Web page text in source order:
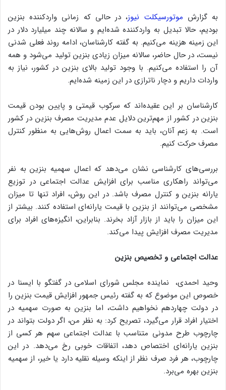
به گزارش موتورسیکلت نیوز، در حالی که زمانی واردکننده بنزین
بودیم، حالا تبدیل به واردکننده شده‌ایم و سالانه چند میلیارد دلار در
این زمینه هزینه می‌کنیم. به گفته کارشناسان، ادامه روند فعلی شدنی
نیست، در حال حاضر، سالانه میزان زیادی بنزین تولید می‌شود و همه
آن را استفاده می‌کنیم. با وجود تولید بالای بنزین در کشور، نیاز به
واردات داریم و دچار ناترازی در این زمینه شده‌ایم.
کارشناسان بر این عقیده‌اند که سرکوب قیمتی و پایین بودن قیمت
بنزین در کشور از مهم‌ترین دلایل عدم مدیریت مصرف بنزین در کشور
است. به زعم آنان، باید به سمت اعمال روش‌هایی به منظور کنترل
مصرف حرکت کنیم.
بررسی‌های کارشناسی نشان می‌دهد که اعمال سهمیه بنزین به نفر
می‌تواند راهکاری مناسب برای افزایش عدالت اجتماعی در توزیع
یارانه بنزین و کنترل مصرف باشد. در این روش، افراد تنها تا میزان
مشخصی می‌توانند از بنزین با قیمت یارانه‌ای استفاده کنند. بیشتر از
این میزان را باید از بازار آزاد بخرند. بنابراین، انگیزه‌های افراد برای
مدیریت مصرف افزایش پیدا می‌کند.
عدالت اجتماعی و تخصیص بنزین
وحید احمدی، نماینده مجلس شورای اسلامی در گفتگو با ایسنا در
خصوص این موضوع که به گفته رئیس جمهور افزایش قیمت بنزین را
در دولت چهاردهم نخواهیم داشت، اما بنزین به صورت سهمیه در
اختیار افراد قرار می‌گیرد، تصریح کرد: به نظر من، اگر دولت بتواند در
چارچوب طرح مدونی متناسب با عدالت اجتماعی سهم هر کسی از
بنزین یارانه‌ای اختصاص دهد، اتفاقات خوبی رخ می‌دهد. در این
چارچوب، هر فرد صرف نظر از اینکه وسیله نقلیه دارد یا خیر، از سهمیه
بنزین بهره می‌برد.